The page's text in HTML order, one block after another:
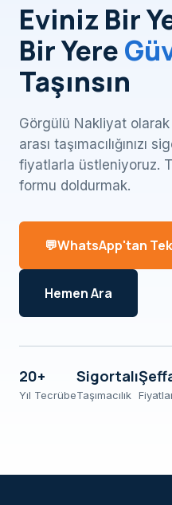
Eviniz Bir
Bir Yere
Taşınsın
Görgülü Nakliyat
arası taşımacılığınızı
fiyatlarla üstleniyoruz.
formu doldurmak.
WhatsApp'tan
Hemen Ara
20+
Yıl Tecrübe
Sigortalı
Taşımacılık